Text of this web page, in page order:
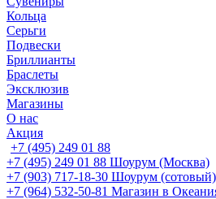
Кольца
Серьги
Подвески
Бриллианты
Браслеты
Эксклюзив
Магазины
О нас
Акция
+7 (495) 249 01 88
+7 (495) 249 01 88 Шоурум (Москва)
+7 (903) 717-18-30 Шоурум (сотовый)
+7 (964) 532-50-81 Магазин в